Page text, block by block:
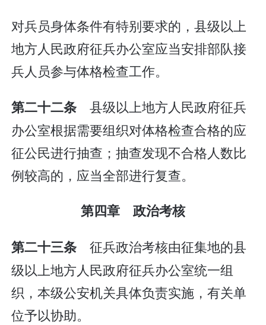
对兵员身体条件有特别要求的，县级以上
地方人民政府征兵办公室应当安排部队接
兵人员参与体格检查工作。
第二十二条 县级以上地方人民政府征兵
办公室根据需要组织对体格检查合格的应
征公民进行抽查；抽查发现不合格人数比
例较高的，应当全部进行复查。
第四章 政治考核
第二十三条 征兵政治考核由征集地的县
级以上地方人民政府征兵办公室统一组
织，本级公安机关具体负责实施，有关单
位予以协助。